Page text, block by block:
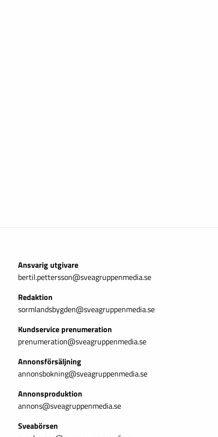
Ansvarig utgivare
bertil.pettersson@sveagruppenmedia.se
Redaktion
sormlandsbygden@sveagruppenmedia.se
Kundservice prenumeration
prenumeration@sveagruppenmedia.se
Annonsförsäljning
annonsbokning@sveagruppenmedia.se
Annonsproduktion
annons@sveagruppenmedia.se
Sveabörsen